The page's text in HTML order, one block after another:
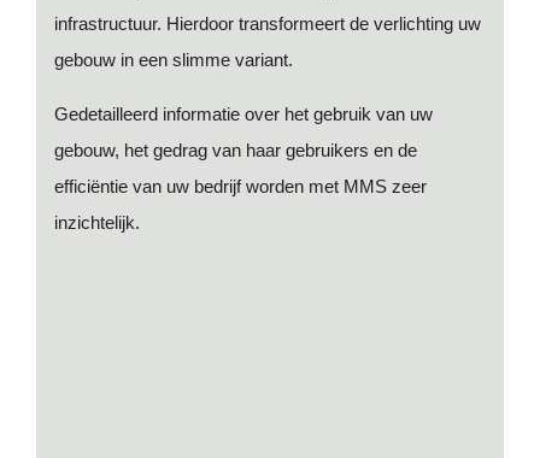
infrastructuur. Hierdoor transformeert de verlichting uw
gebouw in een slimme variant.
Gedetailleerd informatie over het gebruik van uw
gebouw, het gedrag van haar gebruikers en de
efficiëntie van uw bedrijf worden met MMS zeer
inzichtelijk.